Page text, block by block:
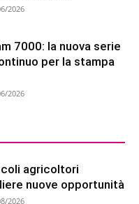
2026
7000: la nuova serie
per la stampa
2026
agricoltori
nuove opportunità
2026